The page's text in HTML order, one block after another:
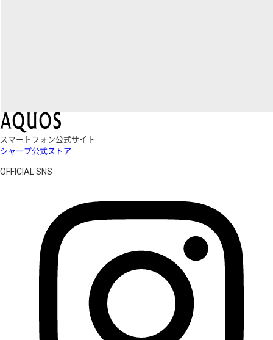
スマートフォン公式サイト
シャープ公式ストア
OFFICIAL SNS